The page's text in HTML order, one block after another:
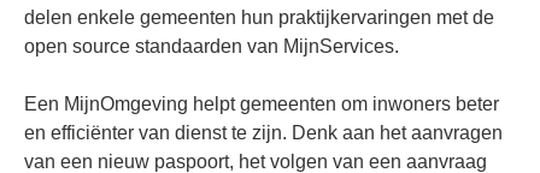
delen enkele gemeenten hun praktijkervaringen met de
open source standaarden van MijnServices.
Een MijnOmgeving helpt gemeenten om inwoners beter
en efficiënter van dienst te zijn. Denk aan het aanvragen
van een nieuw paspoort, het volgen van een aanvraag